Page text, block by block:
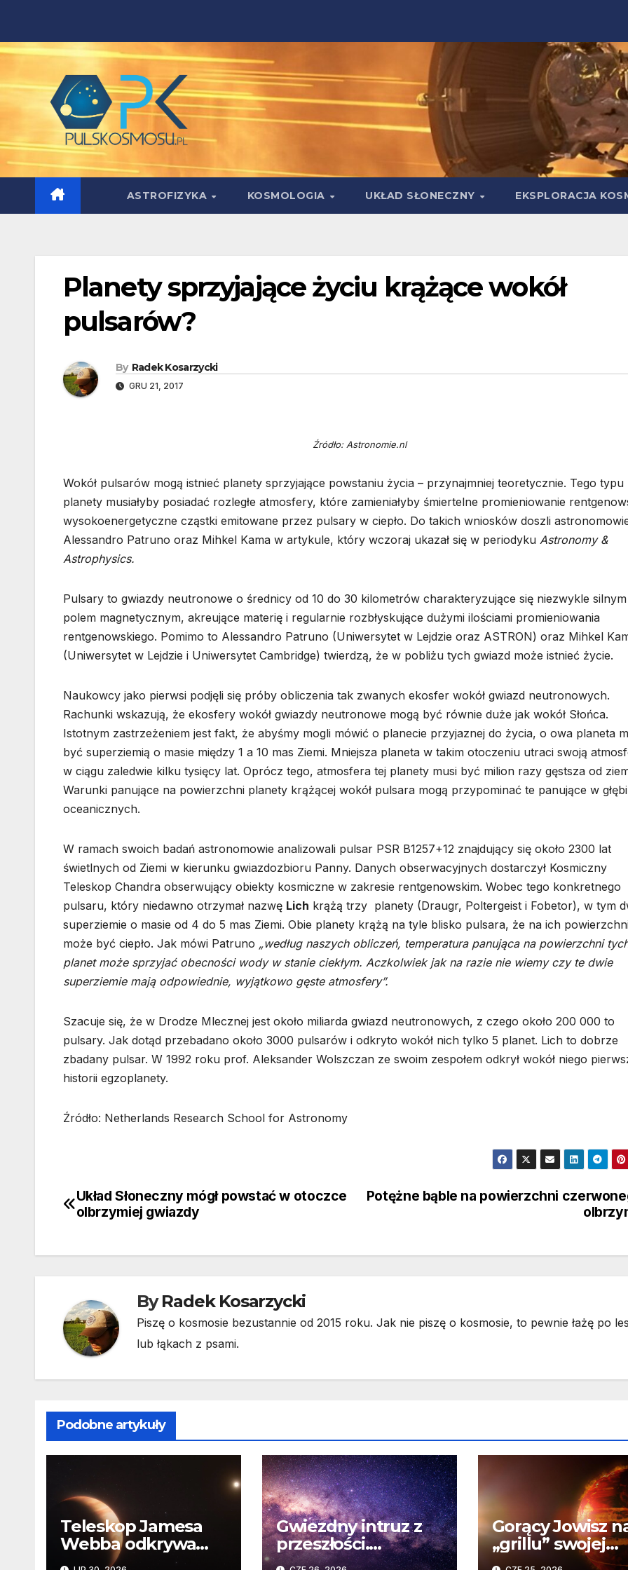
content
ASTROFIZYKA KOSMOLOGIA UKŁAD SŁONECZNY EKSPLORACJA
Planety sprzyjające życiu krążące wokół
pulsarów?
By Radek Kosarzycki
GRU 21, 2017
Źródło: Astronomie.nl
Wokół pulsarów mogą istnieć planety sprzyjające powstaniu życia – przynajmniej teoretycznie. Tego typu
planety musiałyby posiadać rozległe atmosfery, które zamieniałyby śmiertelne promieniowanie
wysokoenergetyczne cząstki emitowane przez pulsary w ciepło. Do takich wniosków doszli
Alessandro Patruno oraz Mihkel Kama w artykule, który wczoraj ukazał się w periodyku Astronomy &
Astrophysics.
Pulsary to gwiazdy neutronowe o średnicy od 10 do 30 kilometrów charakteryzujące się niezwykle silnym
polem magnetycznym, akreujące materię i regularnie rozbłyskujące dużymi ilościami promieniowania
rentgenowskiego. Pomimo to Alessandro Patruno (Uniwersytet w Lejdzie oraz ASTRON) oraz Mihkel
(Uniwersytet w Lejdzie i Uniwersytet Cambridge) twierdzą, że w pobliżu tych gwiazd może istnieć życie.
Naukowcy jako pierwsi podjęli się próby obliczenia tak zwanych ekosfer wokół gwiazd neutronowych.
Rachunki wskazują, że ekosfery wokół gwiazdy neutronowe mogą być równie duże jak wokół Słońca.
Istotnym zastrzeżeniem jest fakt, że abyśmy mogli mówić o planecie przyjaznej do życia, o owa planeta
być superziemią o masie między 1 a 10 mas Ziemi. Mniejsza planeta w takim otoczeniu utraci swoją
w ciągu zaledwie kilku tysięcy lat. Oprócz tego, atmosfera tej planety musi być milion razy gęstsza od
Warunki panujące na powierzchni planety krążącej wokół pulsara mogą przypominać te panujące w
oceanicznych.
W ramach swoich badań astronomowie analizowali pulsar PSR B1257+12 znajdujący się około 2300 lat
świetlnych od Ziemi w kierunku gwiazdozbioru Panny. Danych obserwacyjnych dostarczył Kosmiczny
Teleskop Chandra obserwujący obiekty kosmiczne w zakresie rentgenowskim. Wobec tego konkretnego
pulsaru, który niedawno otrzymał nazwę Lich krążą trzy planety (Draugr, Poltergeist i Fobetor), w tym
superziemie o masie od 4 do 5 mas Ziemi. Obie planety krążą na tyle blisko pulsara, że na ich
może być ciepło. Jak mówi Patruno „według naszych obliczeń, temperatura panująca na powierzchni
planet może sprzyjać obecności wody w stanie ciekłym. Aczkolwiek jak na razie nie wiemy czy te dwie
superziemie mają odpowiednie, wyjątkowo gęste atmosfery”.
Szacuje się, że w Drodze Mlecznej jest około miliarda gwiazd neutronowych, z czego około 200 000 to
pulsary. Jak dotąd przebadano około 3000 pulsarów i odkryto wokół nich tylko 5 planet. Lich to dobrze
zbadany pulsar. W 1992 roku prof. Aleksander Wolszczan ze swoim zespołem odkrył wokół niego
historii egzoplanety.
Źródło: Netherlands Research School for Astronomy
Nawigacja
Potężne bąble na powierzchni
Układ Słoneczny mógł powstać w otoczce
olbrzymiej gwiazdy
ByRadek Kosarzycki
Piszę o kosmosie bezustannie od 2015 roku. Jak nie piszę o kosmosie, to pewnie łażę po
lub łąkach z psami.
Podobne artykuły
Teleskop Jamesa
Webba odkrywa
„drugie życie”
Gwiezdny intruz z
przeszłości.
Niezwykły wpływ
Gorący Jowisz
„grillu” swojej
gwiazdy.